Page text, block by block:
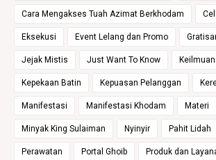
Cara Mengakses Tuah Azimat Berkhodam
Eksekusi Event Lelang dan Promo
Jejak Mistis Just Want To Know Keilmuan
Kepekaan Batin Kepuasan Pelanggan
Manifestasi Manifestasi Khodam Materi
Minyak King Sulaiman Nyinyir Pahit Lidah
Perawatan Portal Ghoib Produk dan